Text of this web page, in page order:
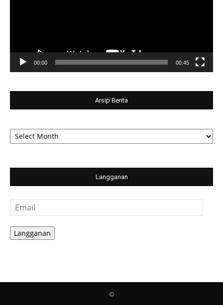
00:00 00:45
Arsip Berita
Arsip
Berita
Langganan
Email
Langganan
©